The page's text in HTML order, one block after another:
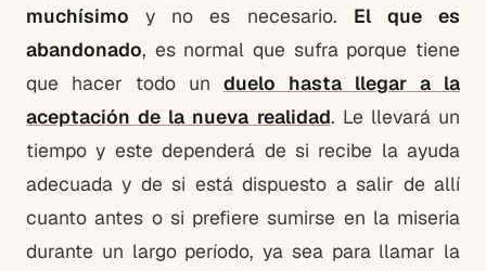
muchísimo y no es necesario. El que es
abandonado, es normal que sufra porque tiene
que hacer todo un duelo hasta llegar a la
aceptación de la nueva realidad. Le llevará un
tiempo y este dependerá de si recibe la ayuda
adecuada y de si está dispuesto a salir de allí
cuanto antes o si prefiere sumirse en la miseria
durante un largo período, ya sea para llamar la